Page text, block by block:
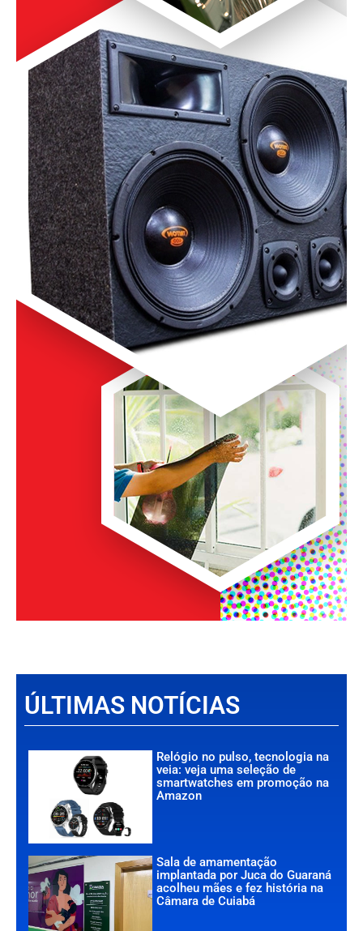
ÚLTIMAS NOTÍCIAS
Relógio no pulso, tecnologia na
veia: veja uma seleção de
smartwatches em promoção na
Amazon
Sala de amamentação
implantada por Juca do Guaraná
acolheu mães e fez história na
Câmara de Cuiabá